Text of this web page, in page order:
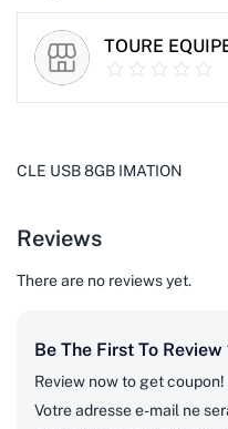
TOURE
CLE USB 8GB IMATION
Reviews
There are no reviews yet.
Be The First To Review
Review now to get coupon!
Votre adresse e-mail ne